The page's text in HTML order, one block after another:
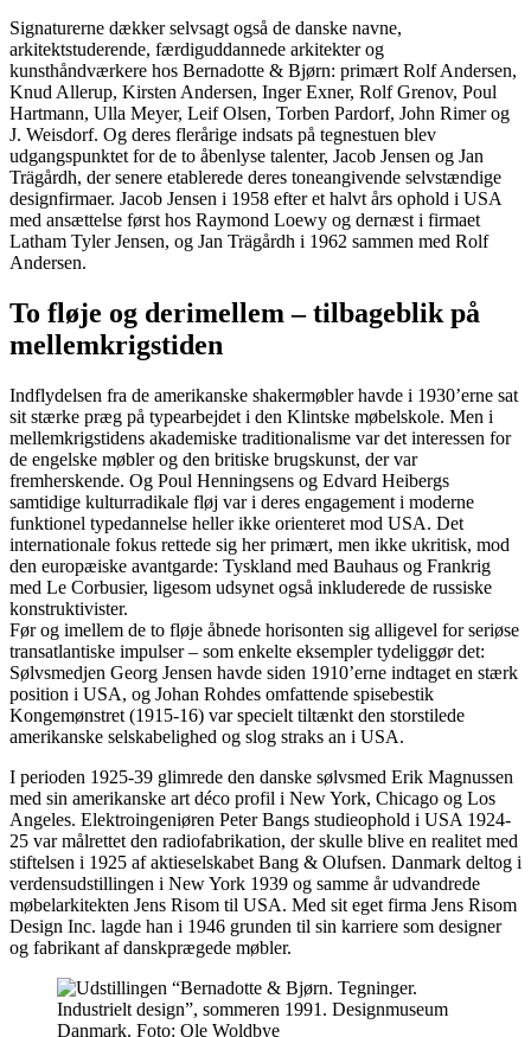
Signaturerne dækker selvsagt også de danske navne,
arkitektstuderende, færdiguddannede arkitekter og
kunsthåndværkere hos Bernadotte & Bjørn: primært Rolf Andersen,
Knud Allerup, Kirsten Andersen, Inger Exner, Rolf Grenov, Poul
Hartmann, Ulla Meyer, Leif Olsen, Torben Pardorf, John Rimer og
J. Weisdorf. Og deres flerårige indsats på tegnestuen blev
udgangspunktet for de to åbenlyse talenter, Jacob Jensen og Jan
Trägårdh, der senere etablerede deres toneangivende selvstændige
designfirmaer. Jacob Jensen i 1958 efter et halvt års ophold i USA
med ansættelse først hos Raymond Loewy og dernæst i firmaet
Latham Tyler Jensen, og Jan Trägårdh i 1962 sammen med Rolf
Andersen.
To fløje og derimellem – tilbageblik på
mellemkrigstiden
Indflydelsen fra de amerikanske shakermøbler havde i 1930’erne sat
sit stærke præg på typearbejdet i den Klintske møbelskole. Men i
mellemkrigstidens akademiske traditionalisme var det interessen for
de engelske møbler og den britiske brugskunst, der var
fremherskende. Og Poul Henningsens og Edvard Heibergs
samtidige kulturradikale fløj var i deres engagement i moderne
funktionel typedannelse heller ikke orienteret mod USA. Det
internationale fokus rettede sig her primært, men ikke ukritisk, mod
den europæiske avantgarde: Tyskland med Bauhaus og Frankrig
med Le Corbusier, ligesom udsynet også inkluderede de russiske
konstruktivister.
Før og imellem de to fløje åbnede horisonten sig alligevel for seriøse
transatlantiske impulser – som enkelte eksempler tydeliggør det:
Sølvsmedjen Georg Jensen havde siden 1910’erne indtaget en stærk
position i USA, og Johan Rohdes omfattende spisebestik
Kongemønstret (1915-16) var specielt tiltænkt den storstilede
amerikanske selskabelighed og slog straks an i USA.
I perioden 1925-39 glimrede den danske sølvsmed Erik Magnussen
med sin amerikanske art déco profil i New York, Chicago og Los
Angeles. Elektroingeniøren Peter Bangs studieophold i USA 1924-
25 var målrettet den radiofabrikation, der skulle blive en realitet med
stiftelsen i 1925 af aktieselskabet Bang & Olufsen. Danmark deltog i
verdensudstillingen i New York 1939 og samme år udvandrede
møbelarkitekten Jens Risom til USA. Med sit eget firma Jens Risom
Design Inc. lagde han i 1946 grunden til sin karriere som designer
og fabrikant af danskprægede møbler.